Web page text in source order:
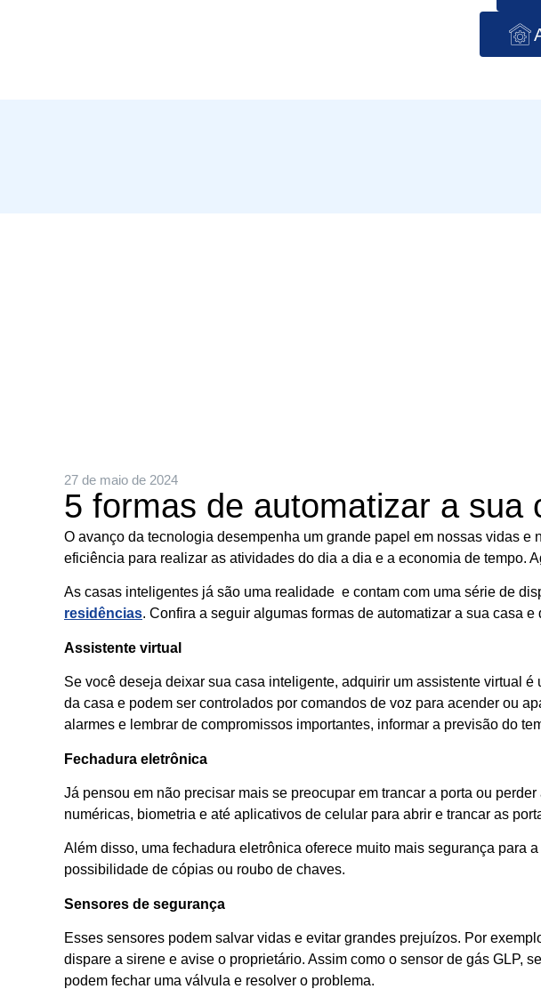
27 de maio de 2024
5 formas de automatizar a sua
O avanço da tecnologia desempenha um grande papel em nossas vidas
eficiência para realizar as atividades do dia a dia e a economia de tempo.
As casas inteligentes já são uma realidade e contam com uma série de
residências. Confira a seguir algumas formas de automatizar a sua casa
Assistente virtual
Se você deseja deixar sua casa inteligente, adquirir um assistente virtual
da casa e podem ser controlados por comandos de voz para acender ou
alarmes e lembrar de compromissos importantes, informar a previsão do
Fechadura eletrônica
Já pensou em não precisar mais se preocupar em trancar a porta ou
numéricas, biometria e até aplicativos de celular para abrir e trancar as
Além disso, uma fechadura eletrônica oferece muito mais segurança para
possibilidade de cópias ou roubo de chaves.
Sensores de segurança
Esses sensores podem salvar vidas e evitar grandes prejuízos. Por
dispare a sirene e avise o proprietário. Assim como o sensor de gás GLP,
podem fechar uma válvula e resolver o problema.